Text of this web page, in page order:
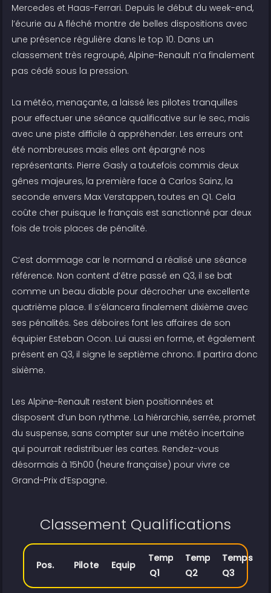
Mercedes et Haas-Ferrari. Depuis le début du week-end,
l’écurie au A fléché montre de belles dispositions avec
une présence régulière dans le top 10. Dans un
classement très regroupé, Alpine-Renault n’a finalement
pas cédé sous la pression.
La météo, menaçante, a laissé les pilotes tranquilles
pour effectuer une séance qualificative sur le sec, mais
avec une piste difficile à appréhender. Les erreurs ont
été nombreuses mais elles ont épargné nos
représentants. Pierre Gasly a toutefois commis deux
gênes majeures, la première face à Carlos Sainz, la
seconde envers Max Verstappen, toutes en Q1. Cela
coûte cher puisque le français est sanctionné par deux
fois de trois places de pénalité.
C’est dommage car le normand a réalisé une séance
référence. Non content d’être passé en Q3, il se bat
comme un beau diable pour décrocher une excellente
quatrième place. Il s’élancera finalement dixième avec
ses pénalités. Ses déboires font les affaires de son
équipier Esteban Ocon. Lui aussi en forme, et également
présent en Q3, il signe le septième chrono. Il partira donc
sixième.
Les Alpine-Renault restent bien positionnées et
disposent d’un bon rythme. La hiérarchie, serrée, promet
du suspense, sans compter sur une météo incertaine
qui pourrait redistribuer les cartes. Rendez-vous
désormais à 15h00 (heure française) pour vivre ce
Grand-Prix d’Espagne.
Classement Qualifications
Pos. Pilote Equipe
Temps
Q1
Temps
Q2
Temps
Q3